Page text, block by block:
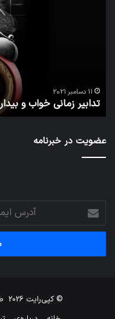
11 دسامبر 2021
تدابیر زمانی خواب و
عضویت در خبرنامه
آدرس
ایمیل
خود
وارد
© کپی‌رایت 2026